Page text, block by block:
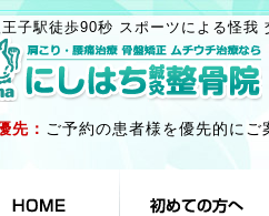
子駅徒歩90秒 スポーツによる怪我
先： ご予約の患者様を優先的に